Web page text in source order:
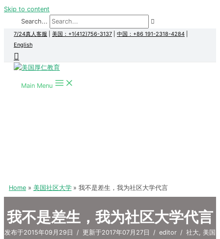
Skip to content
Search...
7/24真人客服 美国：+1(412)756-3137 中国：+86 191-2318-4284
English
Main Menu
Home 美国社区大学 我不是差生，我为社区大学代言
我不是差生，我为社区大学代言
发布于2015年09月29日 / 更新于2017年07月27日 / editor / 社大, 美国